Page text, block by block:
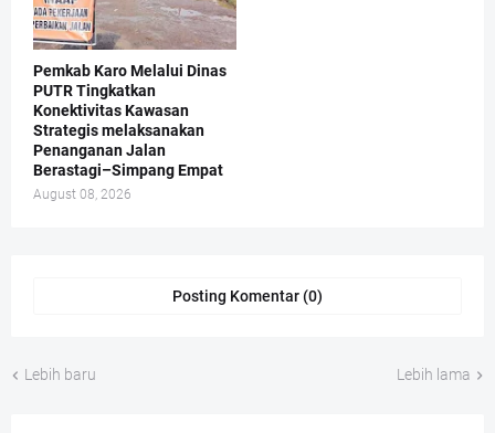
Pemkab Karo Melalui Dinas
PUTR Tingkatkan
Konektivitas Kawasan
Strategis melaksanakan
Penanganan Jalan
Berastagi–Simpang Empat
August 08, 2026
Posting Komentar (0)
Lebih baru Lebih lama